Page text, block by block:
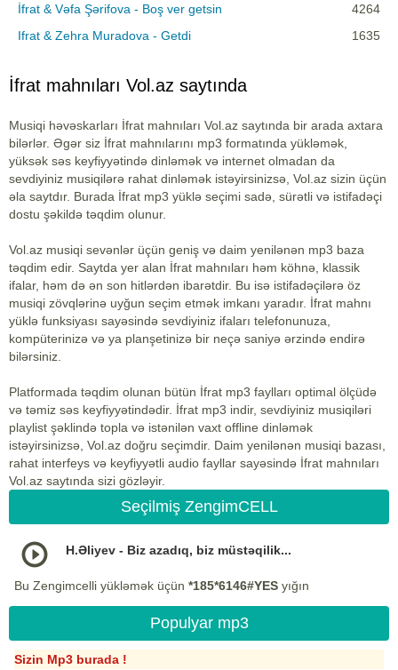
İfrat & Vəfa Şərifova - Boş ver getsin
4264
Ifrat & Zehra Muradova - Getdi
1635
İfrat mahnıları Vol.az saytında
Musiqi həvəskarları İfrat mahnıları Vol.az saytında bir arada axtara
bilərlər. Əgər siz İfrat mahnılarını mp3 formatında yükləmək,
yüksək səs keyfiyyətində dinləmək və internet olmadan da
sevdiyiniz musiqilərə rahat dinləmək istəyirsinizsə, Vol.az sizin üçün
əla saytdır. Burada İfrat mp3 yüklə seçimi sadə, sürətli və istifadəçi
dostu şəkildə təqdim olunur.
Vol.az musiqi sevənlər üçün geniş və daim yenilənən mp3 baza
təqdim edir. Saytda yer alan İfrat mahnıları həm köhnə, klassik
ifalar, həm də ən son hitlərdən ibarətdir. Bu isə istifadəçilərə öz
musiqi zövqlərinə uyğun seçim etmək imkanı yaradır. İfrat mahnı
yüklə funksiyası sayəsində sevdiyiniz ifaları telefonunuza,
kompüterinizə və ya planşetinizə bir neçə saniyə ərzində endirə
bilərsiniz.
Platformada təqdim olunan bütün İfrat mp3 faylları optimal ölçüdə
və təmiz səs keyfiyyətindədir. İfrat mp3 indir, sevdiyiniz musiqiləri
playlist şəklində topla və istənilən vaxt offline dinləmək
istəyirsinizsə, Vol.az doğru seçimdir. Daim yenilənən musiqi bazası,
rahat interfeys və keyfiyyətli audio fayllar sayəsində İfrat mahnıları
Vol.az saytında sizi gözləyir.
Seçilmiş ZengimCELL
H.Əliyev - Biz azadıq, biz müstəqilik...
Bu Zengimcelli yükləmək üçün *185*6146#YES yığın
Populyar mp3
Sizin Mp3 burada !